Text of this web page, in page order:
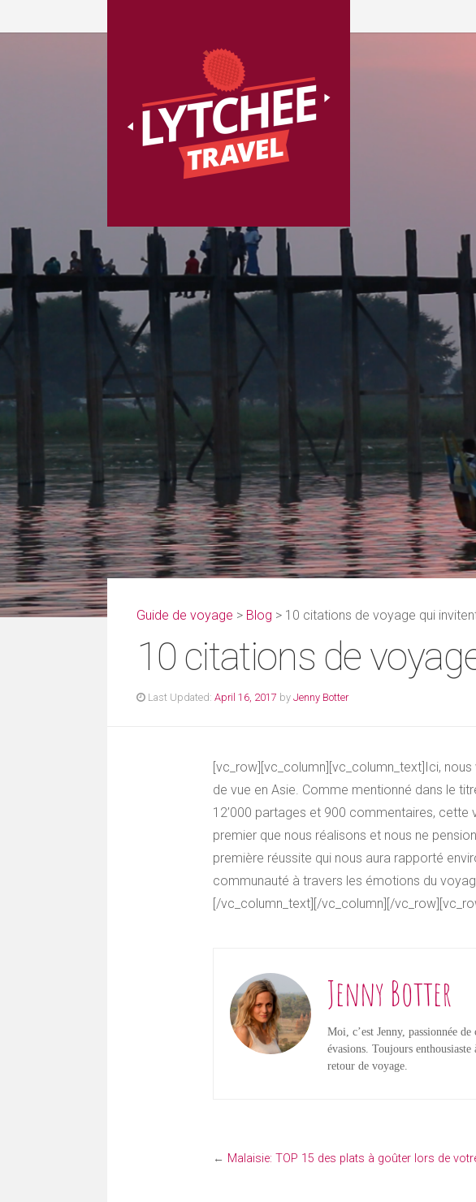
Guide de voyage > Blog > 10 citations de voyage qui
10 citations de
Last Updated: April 16, 2017 by Jenny Botter
[vc_row][vc_column][vc_column_text]Ici,
de vue en Asie. Comme mentionné dans le
12’000 partages et 900 commentaires, cette
premier que nous réalisons et nous ne
première réussite qui nous aura rapporté
communauté à travers les émotions du
[/vc_column_text][/vc_column][/
Jenny Botter
Moi, c’est Jenny, passionnée
évasions. Toujours
retour de voyage.
← Malaisie: TOP 15 des plats à goûter lors de